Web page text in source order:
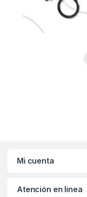
Mi cuenta
Atención en linea